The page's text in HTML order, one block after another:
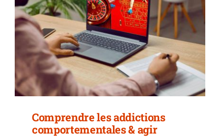
Comprendre les addictions
comportementales & agir